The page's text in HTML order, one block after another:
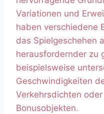
Variationen und
haben verschiedene
das Spielgeschehen
herausfordernder zu
beispielsweise
Geschwindigkeiten
Verkehrsdichten
Bonusobjekten.